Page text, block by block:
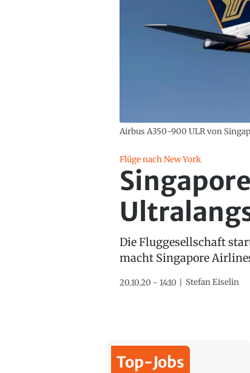
Airbus A350-900 ULR von
Flüge nach New York
Die Fluggesellschaft
macht Singapore
20.10.20 - 14:10 Stefan Eiselin
Top-Jobs